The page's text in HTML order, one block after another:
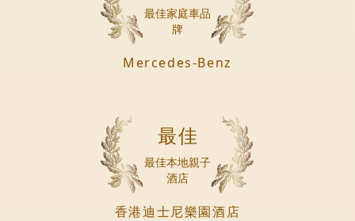
最佳家庭車品
牌
Mercedes-Benz
最佳
最佳本地親子
酒店
香港迪士尼樂園酒店